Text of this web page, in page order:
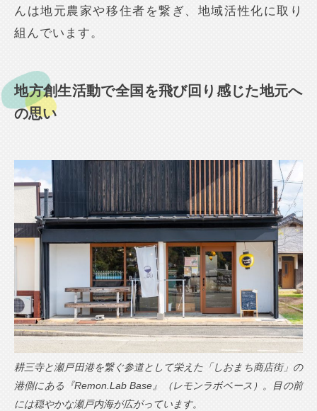
んは地元農家や移住者を繋ぎ、地域活性化に取り
組んでいます。
地方創生活動で全国を飛び回り感じた地元へ
の思い
耕三寺と瀬戸田港を繋ぐ参道として栄えた「しおまち商店街」の
港側にある『Remon.Lab Base』（レモンラボベース）。目の前
には穏やかな瀬戸内海が広がっています。